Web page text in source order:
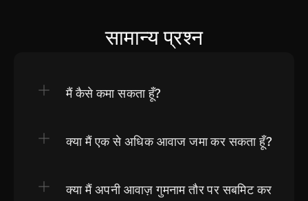
सामान्य प्रश्न
मैं कैसे कमा सकता हूँ?
क्या मैं एक से अधिक आवाज जमा कर सकता हूँ?
क्या मैं अपनी आवाज़ गुमनाम तौर पर सबमिट कर